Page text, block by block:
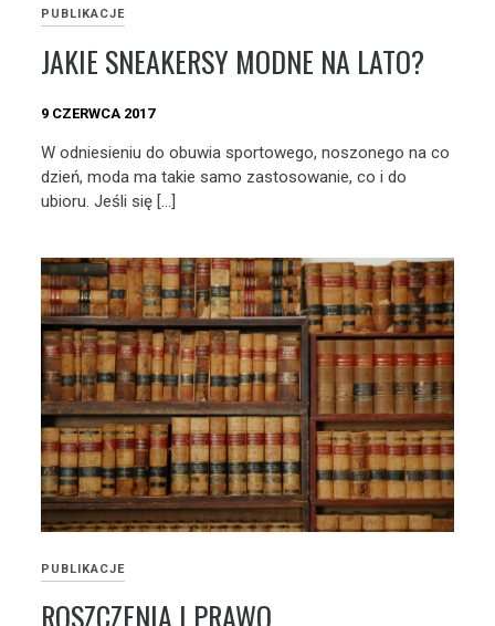
PUBLIKACJE
JAKIE SNEAKERSY MODNE NA LATO?
9 CZERWCA 2017
W odniesieniu do obuwia sportowego, noszonego na co
dzień, moda ma takie samo zastosowanie, co i do
ubioru. Jeśli się […]
PUBLIKACJE
ROSZCZENIA I PRAWO